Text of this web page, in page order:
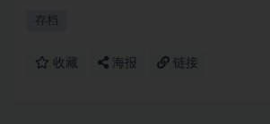
存档
收藏 海报 链接